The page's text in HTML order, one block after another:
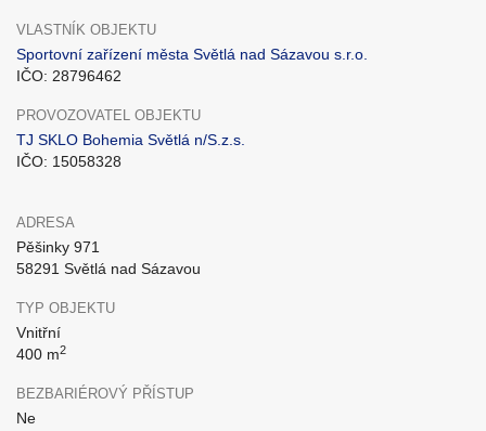
VLASTNÍK OBJEKTU
Sportovní zařízení města Světlá nad Sázavou s.r.o.
IČO: 28796462
PROVOZOVATEL OBJEKTU
TJ SKLO Bohemia Světlá n/S.z.s.
IČO: 15058328
ADRESA
Pěšinky 971
58291 Světlá nad Sázavou
TYP OBJEKTU
Vnitřní
400 m2
BEZBARIÉROVÝ PŘÍSTUP
Ne